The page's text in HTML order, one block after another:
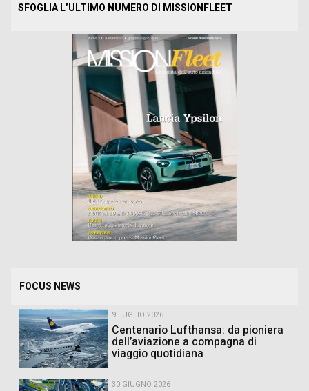
SFOGLIA L’ULTIMO NUMERO DI MISSIONFLEET
FOCUS NEWS
9 LUGLIO 2026
Centenario Lufthansa: da pioniera
dell’aviazione a compagna di
viaggio quotidiana
30 GIUGNO 2026